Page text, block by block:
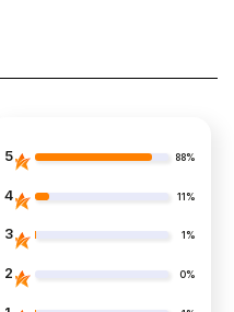
5 88%
4 11%
3 1%
2 0%